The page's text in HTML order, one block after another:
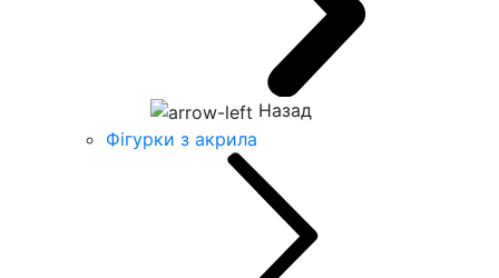
Назад
Фігурки з акрила